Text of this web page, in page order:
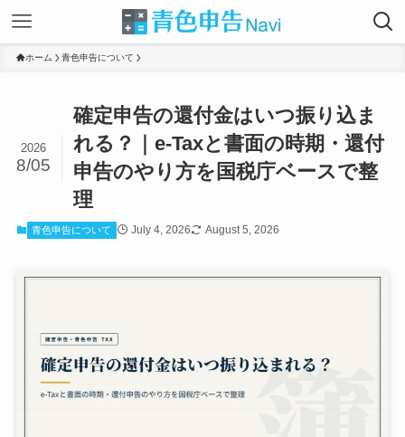
ホーム 青色申告について
確定申告の還付金はいつ振り込ま
れる？｜e-Taxと書面の時期・還付
申告のやり方を国税庁ベースで整
理
2026
8/05
青色申告について July 4, 2026 August 5, 2026